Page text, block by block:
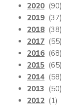
2020 (90)
2019 (37)
2018 (38)
2017 (55)
2016 (68)
2015 (65)
2014 (58)
2013 (50)
2012 (1)